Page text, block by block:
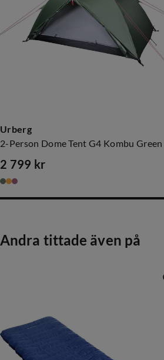
Urberg
2-Person Dome Tent G4 Kombu Green
price
2 799 kr
Andra tittade även på